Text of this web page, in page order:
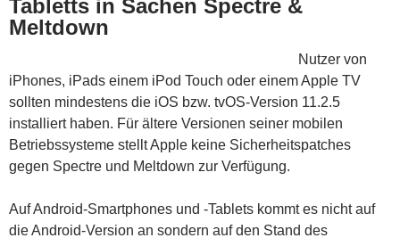
Tabletts in Sachen Spectre &
Meltdown
Nutzer von
iPhones, iPads einem iPod Touch oder einem Apple TV
sollten mindestens die iOS bzw. tvOS-Version 11.2.5
installiert haben. Für ältere Versionen seiner mobilen
Betriebssysteme stellt Apple keine Sicherheitspatches
gegen Spectre und Meltdown zur Verfügung.
Auf Android-Smartphones und -Tablets kommt es nicht auf
die Android-Version an sondern auf den Stand des